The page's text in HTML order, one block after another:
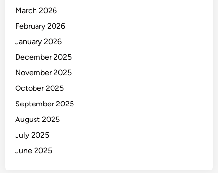
a
p
u
a
,
B
a
n
g
u
n
a
n
March 2026
February 2026
January 2026
December 2025
November 2025
October 2025
September 2025
August 2025
July 2025
June 2025